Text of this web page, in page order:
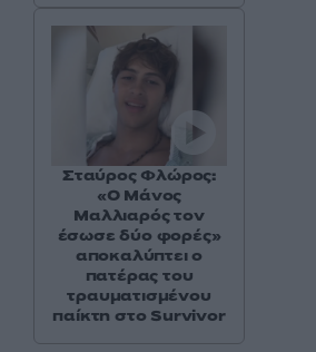
Σταύρος Φλώρος:
«Ο Μάνος
Μαλλιαρός τον
έσωσε δύο φορές»
αποκαλύπτει ο
πατέρας του
τραυματισμένου
παίκτη στο Survivor